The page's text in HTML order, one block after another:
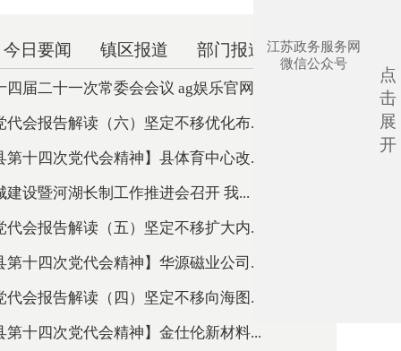
今日要闻 镇区报道 部门报道
届二十一次常委会会议 ag娱乐官网出...
会报告解读（六）坚定不移优化布...
第十四次党代会精神】县体育中心改...
建设暨河湖长制工作推进会召开 我...
会报告解读（五）坚定不移扩大内...
第十四次党代会精神】华源磁业公司...
会报告解读（四）坚定不移向海图...
第十四次党代会精神】金仕伦新材料...
点
击
展
开
江苏政务服务网
微信公众号